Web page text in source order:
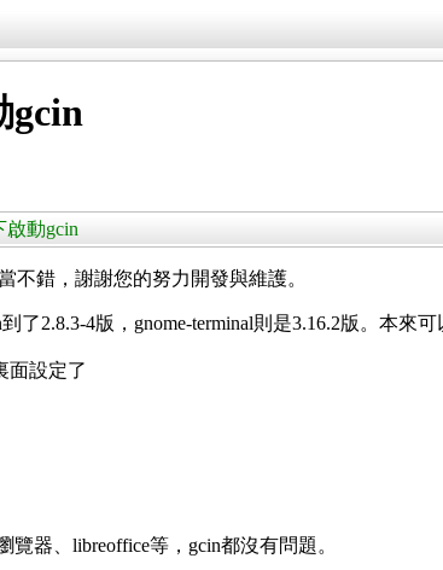
gcin
啟動gcin
不錯，謝謝您的努力開發與維護。
了2.8.3-4版，gnome-terminal則是3.16.2版。本來
面設定了
器、libreoffice等，gcin都沒有問題。